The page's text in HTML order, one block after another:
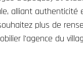
alliant
plus de
l'agence du